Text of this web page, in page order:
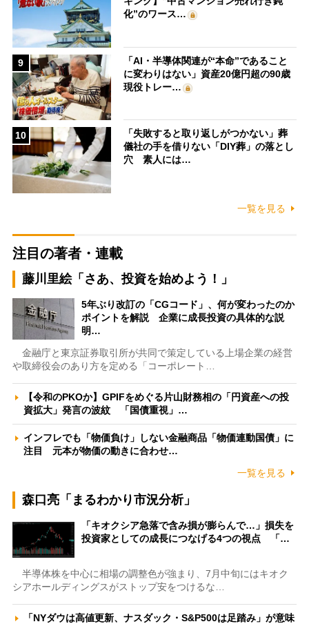
化”のワース…
9
「AI・半導体関連が“本命”であること
に変わりはない」資産20億円超の90歳
現役トレー…
10
「失敗すると取り返しがつかない」葬
儀社の手を借りない「DIY葬」の落とし
穴 素人には…
一覧を見る
注目の著者・連載
藤川里絵「さあ、投資を始めよう！」
5年ぶり改訂の「CGコード」、何が変わったのか
ポイントを解説 企業に成長投資の具体的な説
明…
金融庁と東京証券取引所が共同で策定している上場企業の経営
や取締役会のあり方を定める「コーポレート…
【令和のPKOか】GPIFをめぐる片山財務相の「円資産への投
資拡大」発言の波紋 「国債重視」…
インフレでも「物価負け」しない金融商品「物価連動国債」に
注目 元本が物価の動きに合わせ…
一覧を見る
森口亮「まるわかり市況分析」
「キオクシア急落で含み損が膨らんで…」損失を
投資家としての成長につなげる4つの視点 「…
半導体株を中心に相場の調整色が強まり、7月中旬にはキオク
シアホールディングスがストップ安をつけるな…
「NYダウは高値更新、ナスダック・S&P500は足踏み」が意味